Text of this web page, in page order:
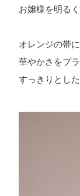
お嬢様を明る
オレンジの帯
華やかさをプ
すっきりとし